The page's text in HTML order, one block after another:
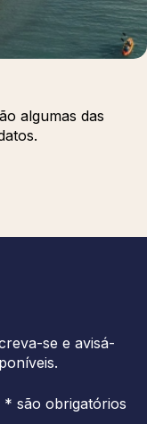
algumas das
se e avisá-
* são obrigatórios